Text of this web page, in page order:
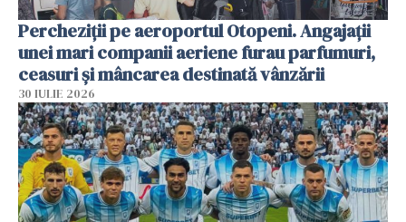
Percheziții pe aeroportul Otopeni. Angajații
unei mari companii aeriene furau parfumuri,
ceasuri și mâncarea destinată vânzării
30 IULIE 2026